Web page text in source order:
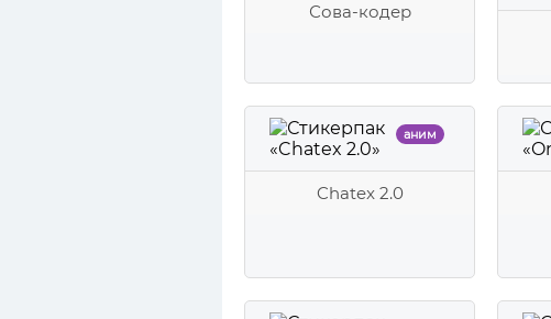
Сова-кодер
аним
Chatex 2.0